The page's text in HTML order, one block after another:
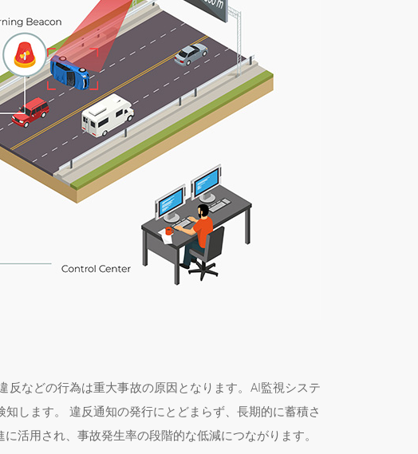
などの行為は重大事故の原因となります。AI監視システ
します。 違反通知の発行にとどまらず、長期的に蓄積さ
活用され、事故発生率の段階的な低減につながります。